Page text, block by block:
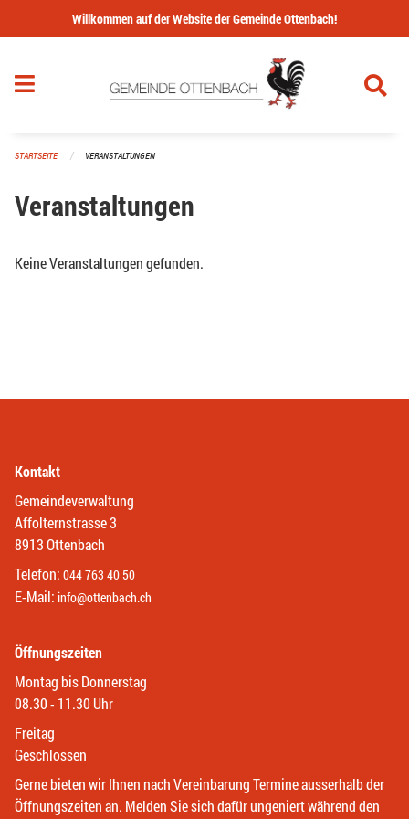
Navigation überspringen
Willkommen auf der Website der Gemeinde Ottenbach!
STARTSEITE VERANSTALTUNGEN
Veranstaltungen
Keine Veranstaltungen gefunden.
Kontakt
Gemeindeverwaltung
Affolternstrasse 3
8913 Ottenbach
Telefon: 044 763 40 50
E-Mail: info@ottenbach.ch
Öffnungszeiten
Montag bis Donnerstag
08.30 - 11.30 Uhr
Freitag
Geschlossen
Gerne bieten wir Ihnen nach Vereinbarung Termine ausserhalb der
Öffnungszeiten an. Melden Sie sich dafür ungeniert während den